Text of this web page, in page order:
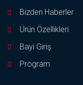
Bizden Haberler
Ürün Özellikleri
Bayi Giriş
Program